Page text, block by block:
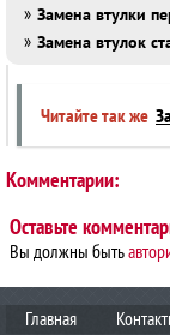
» Замена втулки
» Замена втулок
Читайте так же
Комментарии:
Оставьте
Вы должны быть
Главная